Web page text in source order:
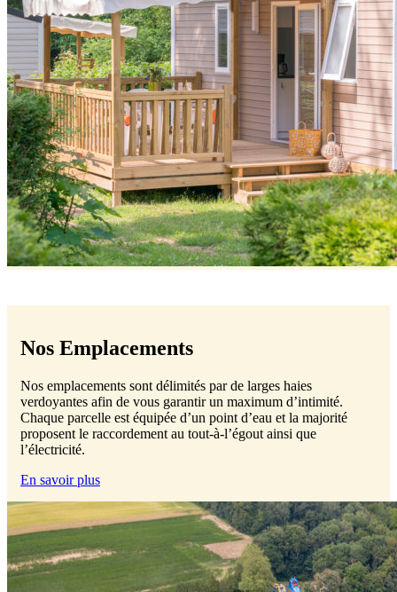
Nos Emplacements
Nos emplacements sont délimités par de larges haies
verdoyantes afin de vous garantir un maximum d’intimité.
Chaque parcelle est équipée d’un point d’eau et la majorité
proposent le raccordement au tout-à-l’égout ainsi que
l’électricité.
En savoir plus